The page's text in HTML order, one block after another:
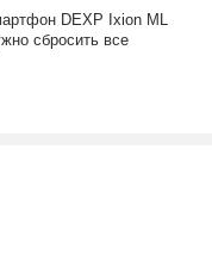
DEXP Ixion ML
сбросить все